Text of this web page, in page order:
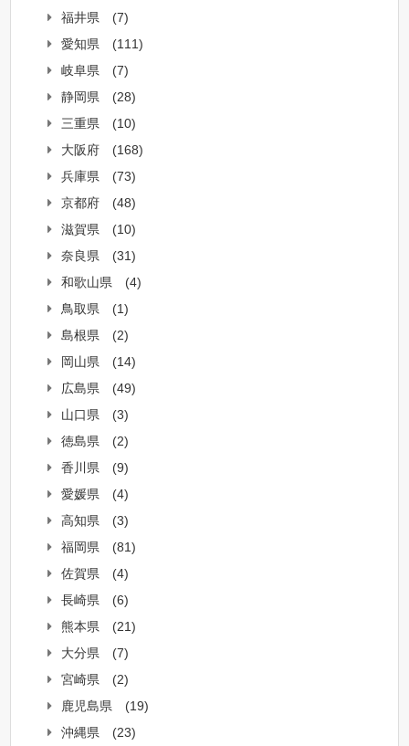
福井県
(7)
愛知県
(111)
岐阜県
(7)
静岡県
(28)
三重県
(10)
大阪府
(168)
兵庫県
(73)
京都府
(48)
滋賀県
(10)
奈良県
(31)
和歌山県
(4)
鳥取県
(1)
島根県
(2)
岡山県
(14)
広島県
(49)
山口県
(3)
徳島県
(2)
香川県
(9)
愛媛県
(4)
高知県
(3)
福岡県
(81)
佐賀県
(4)
長崎県
(6)
熊本県
(21)
大分県
(7)
宮崎県
(2)
鹿児島県
(19)
沖縄県
(23)